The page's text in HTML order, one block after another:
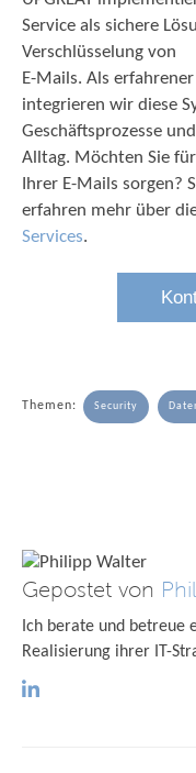
Service als sichere
Verschlüsselung von
E-Mails. Als
integrieren wir diese
Geschäftsprozesse
Alltag. Möchten Sie
Ihrer E-Mails sorgen?
erfahren mehr über
Services.
Themen: Security
Gepostet von
Ich berate und betreue
Realisierung ihrer IT-